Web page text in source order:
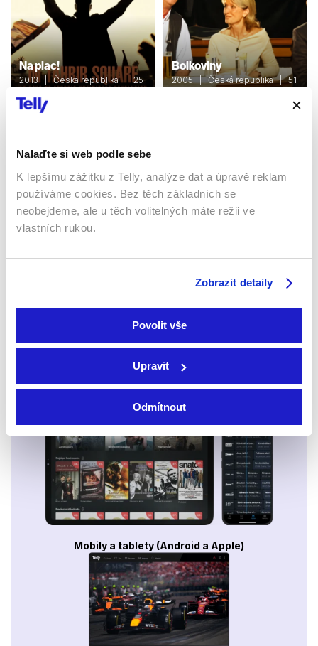
Nalaďte si web podle sebe
K lepšímu zážitku z Telly, analýze dat a úpravě reklam
používáme cookies. Bez těch základních se
neobejdeme, ale u těch volitelných máte režii ve
vlastních rukou.
Zobrazit detaily
Povolit vše
Upravit
Odmítnout
Na plac!
2013 | Česká republika | 25
min
Pořady / Show
Bolkoviny
2005 | Česká republika | 51
min
Sledujte kdekoliv až na 6 zařízeních
Sledovat internetovou televizi jde odkudkoliv
po celé EU, a to až na 6 zařízeních.
Mobily a tablety (Android a Apple)